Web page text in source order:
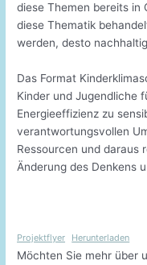
diese Themen bereits in
diese Thematik
werden, desto
Das Format
Kinder und Jugendliche
Energieeffizienz zu
verantwortungsvollen
Ressourcen und daraus
Änderung des Denkens
Projektflyer Herunterladen
Möchten Sie mehr über